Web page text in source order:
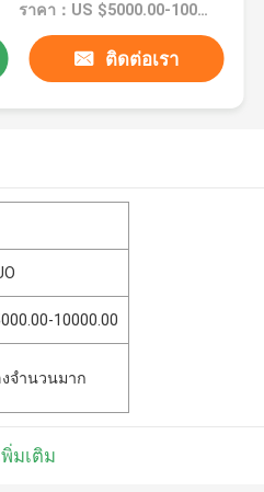
ราคา：US $5000.00-10000.00
ติดต่อเรา
10000.00
จํานวนมาก
พิ่มเติม